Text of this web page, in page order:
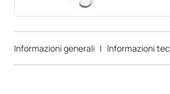
Informazioni generali | Informazioni